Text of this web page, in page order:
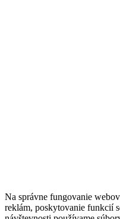
Na správne fungovanie
reklám, poskytovanie funkcií